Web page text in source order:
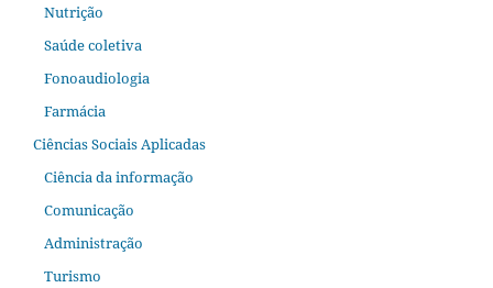
Nutrição
Saúde coletiva
Fonoaudiologia
Farmácia
Ciências Sociais Aplicadas
Ciência da informação
Comunicação
Administração
Turismo